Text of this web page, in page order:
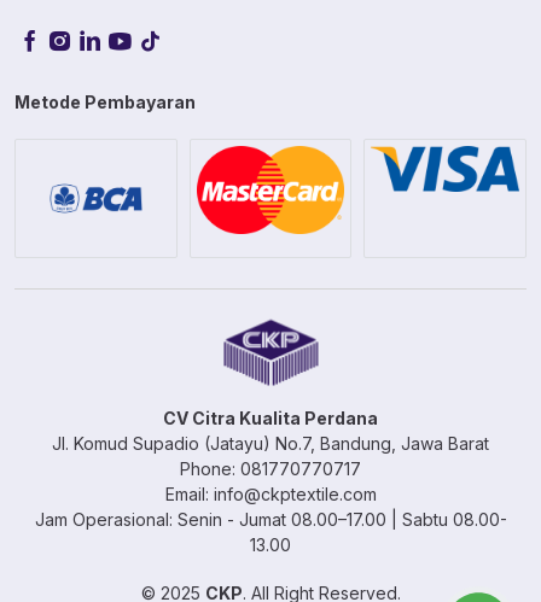
Metode Pembayaran
CV Citra Kualita Perdana
Jl. Komud Supadio (Jatayu) No.7, Bandung, Jawa Barat
Phone: 081770770717
Email: info@ckptextile.com
Jam Operasional: Senin - Jumat 08.00–17.00 | Sabtu 08.00-
13.00
© 2025 CKP. All Right Reserved.